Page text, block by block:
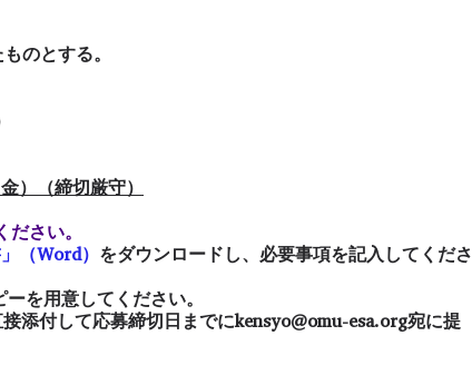
のとする。
）（締切厳守）
さい。
（Word） をダウンロードし、必要事項を記入してくださ
を用意してください。
付して応募締切日までにkensyo@omu-esa.org宛に提